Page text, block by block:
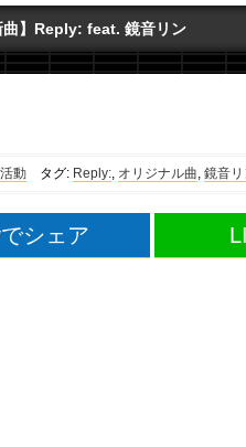
曲】Reply: feat. 鏡音リン
動 タグ: Reply:, オリジナル曲, 鏡音リ
シェア